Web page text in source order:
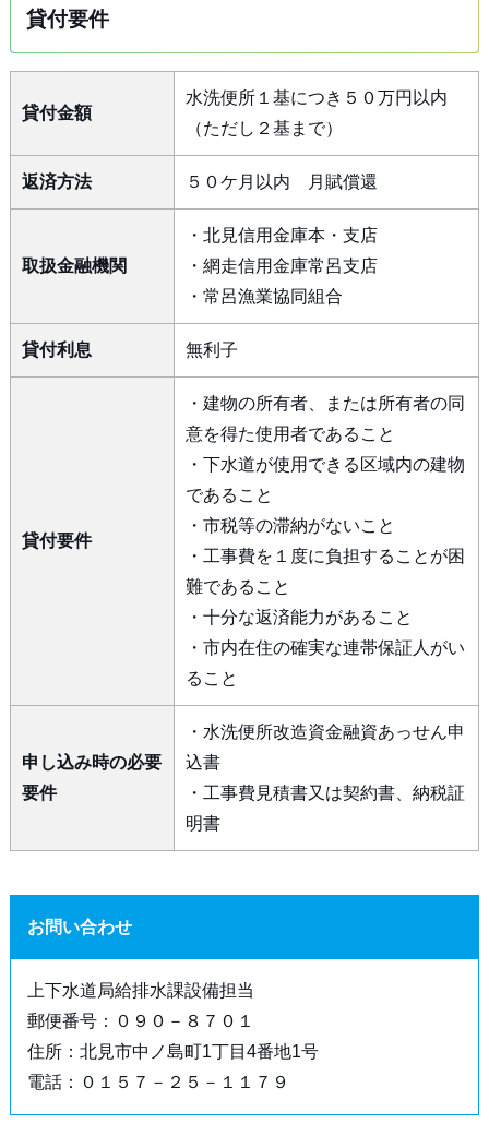
貸付要件
貸付金額
水洗便所１基につき５０万円以内
（ただし２基まで）
返済方法 ５０ケ月以内 月賦償還
取扱金融機関
・北見信用金庫本・支店
・網走信用金庫常呂支店
・常呂漁業協同組合
貸付利息 無利子
貸付要件
・建物の所有者、または所有者の同
意を得た使用者であること
・下水道が使用できる区域内の建物
であること
・市税等の滞納がないこと
・工事費を１度に負担することが困
難であること
・十分な返済能力があること
・市内在住の確実な連帯保証人がい
ること
申し込み時の必要
要件
・水洗便所改造資金融資あっせん申
込書
・工事費見積書又は契約書、納税証
明書
お問い合わせ
上下水道局給排水課設備担当
郵便番号：０９０－８７０１
住所：北見市中ノ島町1丁目4番地1号
電話：０１５７－２５－１１７９